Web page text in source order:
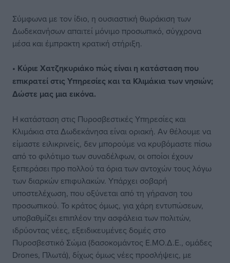
Σύμφωνα με τον ίδιο, η ουσιαστική θωράκιση των
Δωδεκανήσων απαιτεί μόνιμο προσωπικό, σύγχρονα
μέσα και έμπρακτη κρατική στήριξη.
• Κύριε Χατζηκυριάκο πώς είναι η κατάσταση που
επικρατεί στις Υπηρεσίες και τα Κλιμάκια των νησιών;
Δώστε μας μια εικόνα.
Η κατάσταση στις Πυροσβεστικές Υπηρεσίες και
Κλιμάκια στα Δωδεκάνησα είναι οριακή. Αν θέλουμε να
είμαστε ειλικρινείς, δεν μπορούμε να κρυβόμαστε πίσω
από το φιλότιμο των συναδέλφων, οι οποίοι έχουν
ξεπεράσει προ πολλού τα όρια των αντοχών τους λόγω
των διαρκών επιφυλακών. Υπάρχει σοβαρή
υποστελέχωση, που οξύνεται από τη γήρανση του
προσωπικού. Το κράτος όμως, για χάρη εντυπώσεων,
υποβαθμίζει επιπλέον την ασφάλεια των πολιτών,
ιδρύοντας νέες, εξειδικευμένες δομές στο
Πυροσβεστικό Σώμα (δασοκομάντος Ε.ΜΟ.Δ.Ε., ομάδες
Drones, Πλωτά), δίχως όμως νέες προσλήψεις, με